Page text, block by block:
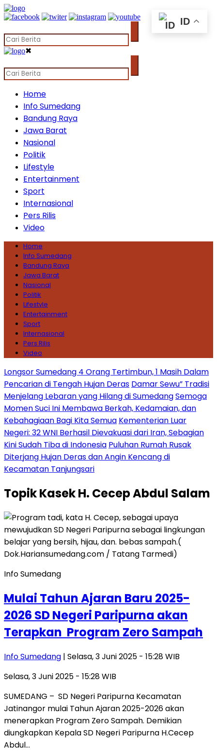
✖
Home
Info Sumedang
Bandung Raya
Jawa Barat
Nasional
Politik
Lifestyle
Entertainment
Sport
Internasional
Pers Rilis
Video
Home
Info Sumedang
Bandung Raya
Jawa Barat
Nasional
Politik
Lifestyle
Entertainment
Sport
Internasional
Pers Rilis
Video
Longsor Sumedang 4 Orang Tertimbun, 1 Masih Dalam
Pencarian di Tengah Hujan Deras Damar Sewu” Tradisi
Menjelang Lebaran yang Hilang di SumedangSemoga
Momen Suci Ini Membawa Berkah, Kedamaian, dan
Kebahagiaan Bagi Kita Semua Kementerian Luar
Negeri: 32 WNI Berhasil Dievakuasi dari Iran, Sebagian
Kini Sudah Tiba di Indonesia Puluhan Rumah Rusak
Diterjang Hujan Deras dan Angin Kencang di
Kecamatan Tanjungsari
TopikKasek H. Cecep Abdul Salam
Info Sumedang
Mulai Tahun Ajaran Baru 2025-
2026 SD Negeri Paripurna akan
Terapkan Program Zero Sampah
Info Sumedang | Selasa, 3 Juni 2025 - 15:28 WIB
Selasa, 3 Juni 2025 - 15:28 WIB
SUMEDANG – SD Negeri Paripurna Kecamatan
Jatinangor mulai Tahun Ajaran 2025-2026 akan
menerapkan Program Zero Sampah. Demikian
diungkapkan Kepala SD Negeri Paripurna H.Cecep
Abdul…
ID